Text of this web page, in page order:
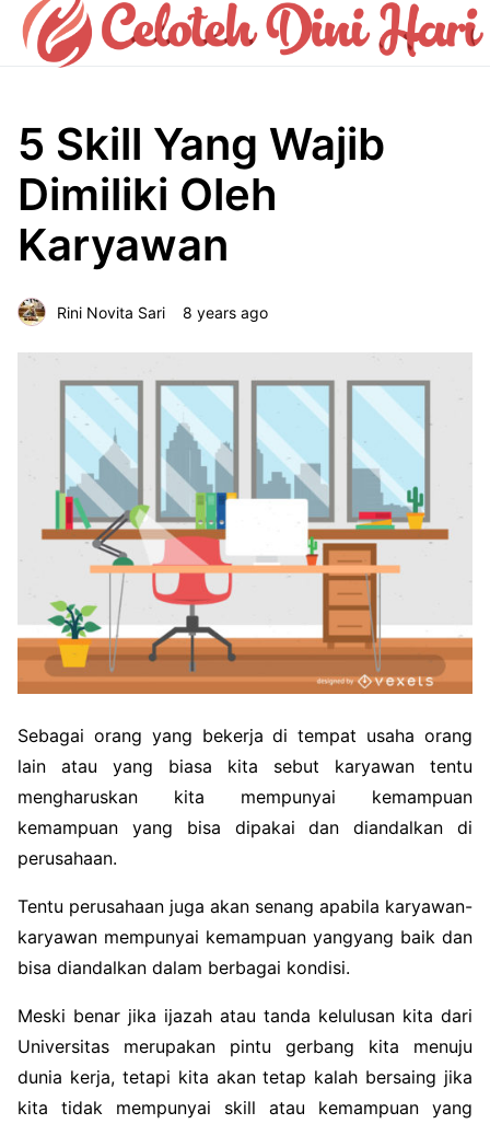
5 Skill Yang Wajib
Dimiliki Oleh
Karyawan
Rini Novita Sari 8 years ago
Sebagai orang yang bekerja di tempat usaha orang
lain atau yang biasa kita sebut karyawan tentu
mengharuskan kita mempunyai kemampuan
kemampuan yang bisa dipakai dan diandalkan di
perusahaan.
Tentu perusahaan juga akan senang apabila karyawan-
karyawan mempunyai kemampuan yangyang baik dan
bisa diandalkan dalam berbagai kondisi.
Meski benar jika ijazah atau tanda kelulusan kita dari
Universitas merupakan pintu gerbang kita menuju
dunia kerja, tetapi kita akan tetap kalah bersaing jika
kita tidak mempunyai skill atau kemampuan yang